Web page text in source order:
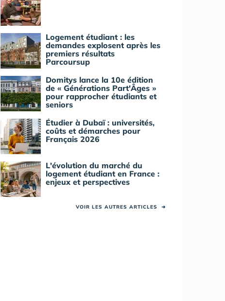
Logement étudiant : les
demandes explosent après les
premiers résultats
Parcoursup
Domitys lance la 10e édition
de « Générations Part'Âges »
pour rapprocher étudiants et
seniors
Étudier à Dubaï : universités,
coûts et démarches pour
Français 2026
L'évolution du marché du
logement étudiant en France :
enjeux et perspectives
VOIR LES AUTRES ARTICLES ➜